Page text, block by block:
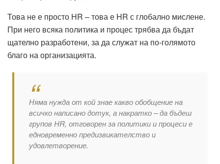
Това не е просто HR – това е HR с глобално мислене.
При него всяка политика и процес трябва да бъдат
щателно разработени, за да служат на по-голямото
благо на организацията.
Няма нужда от кой знае какво обобщение на
всичко написано дотук, а накратко – да бъдеш
групов HR, отговорен за политики и процеси е
едновременно предизвикателство и
удовлетворение.